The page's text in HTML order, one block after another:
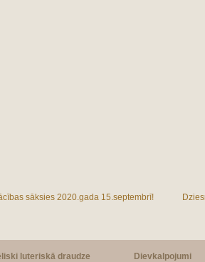
sāksies 2020.gada 15.septembrī!
luteriskā draudze
Dievkalpojumi